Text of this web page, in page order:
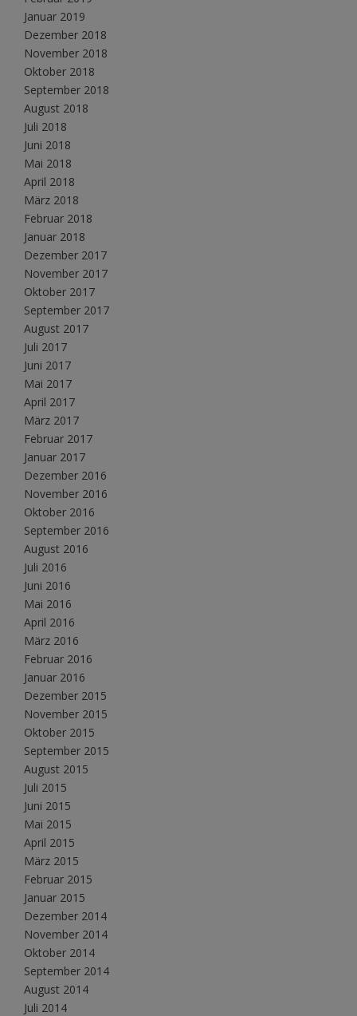
Januar 2019
Dezember 2018
November 2018
Oktober 2018
September 2018
August 2018
Juli 2018
Juni 2018
Mai 2018
April 2018
März 2018
Februar 2018
Januar 2018
Dezember 2017
November 2017
Oktober 2017
September 2017
August 2017
Juli 2017
Juni 2017
Mai 2017
April 2017
März 2017
Februar 2017
Januar 2017
Dezember 2016
November 2016
Oktober 2016
September 2016
August 2016
Juli 2016
Juni 2016
Mai 2016
April 2016
März 2016
Februar 2016
Januar 2016
Dezember 2015
November 2015
Oktober 2015
September 2015
August 2015
Juli 2015
Juni 2015
Mai 2015
April 2015
März 2015
Februar 2015
Januar 2015
Dezember 2014
November 2014
Oktober 2014
September 2014
August 2014
Juli 2014